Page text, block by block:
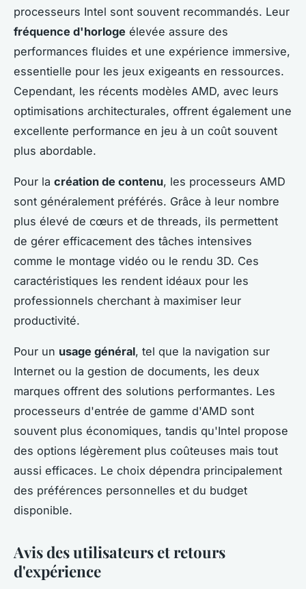
processeurs Intel sont souvent recommandés. Leur
fréquence d'horloge élevée assure des
performances fluides et une expérience immersive,
essentielle pour les jeux exigeants en ressources.
Cependant, les récents modèles AMD, avec leurs
optimisations architecturales, offrent également une
excellente performance en jeu à un coût souvent
plus abordable.
Pour la création de contenu, les processeurs AMD
sont généralement préférés. Grâce à leur nombre
plus élevé de cœurs et de threads, ils permettent
de gérer efficacement des tâches intensives
comme le montage vidéo ou le rendu 3D. Ces
caractéristiques les rendent idéaux pour les
professionnels cherchant à maximiser leur
productivité.
Pour un usage général, tel que la navigation sur
Internet ou la gestion de documents, les deux
marques offrent des solutions performantes. Les
processeurs d'entrée de gamme d'AMD sont
souvent plus économiques, tandis qu'Intel propose
des options légèrement plus coûteuses mais tout
aussi efficaces. Le choix dépendra principalement
des préférences personnelles et du budget
disponible.
Avis des utilisateurs et retours
d'expérience